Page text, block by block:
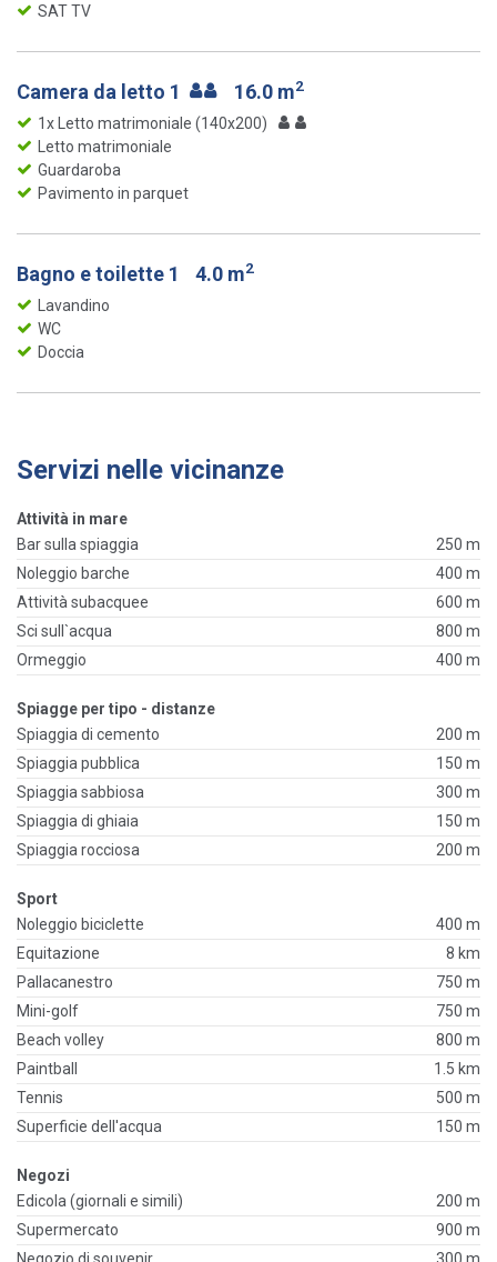
SAT TV
Camera da letto 1 16.0 m2
1x Letto matrimoniale (140x200)
Letto matrimoniale
Guardaroba
Pavimento in parquet
Bagno e toilette 1 4.0 m2
Lavandino
WC
Doccia
Servizi nelle vicinanze
Attività in mare
Bar sulla spiaggia
250 m
Noleggio barche
400 m
Attività subacquee
600 m
Sci sull`acqua
800 m
Ormeggio
400 m
Spiagge per tipo - distanze
Spiaggia di cemento
200 m
Spiaggia pubblica
150 m
Spiaggia sabbiosa
300 m
Spiaggia di ghiaia
150 m
Spiaggia rocciosa
200 m
Sport
Noleggio biciclette
400 m
Equitazione
8 km
Pallacanestro
750 m
Mini-golf
750 m
Beach volley
800 m
Paintball
1.5 km
Tennis
500 m
Superficie dell'acqua
150 m
Negozi
Edicola (giornali e simili)
200 m
Supermercato
900 m